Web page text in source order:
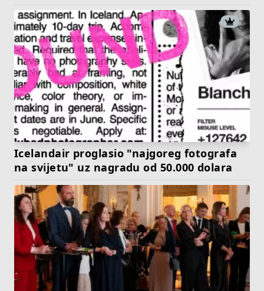
Icelandair proglasio "najgoreg fotografa
na svijetu" uz nagradu od 50.000 dolara